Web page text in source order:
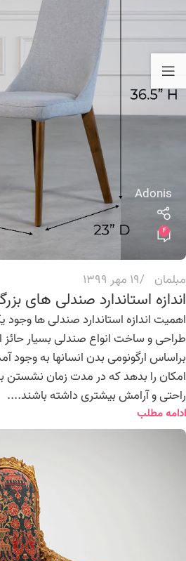
Adonis
4
مبلمان 19 مهر 1399
اندازه استاندارد صندلی های
اهمیت اندازه استاندارد صندلی ها وجود
طراحی و ساخت انواع صندلی بسیار
براساس ارگونومی بدن انسانها به وجود
امکان را بدهد که در مدت زمان
راحتی و آرامش بیشتری داشته باشند....
ادامه مطلب